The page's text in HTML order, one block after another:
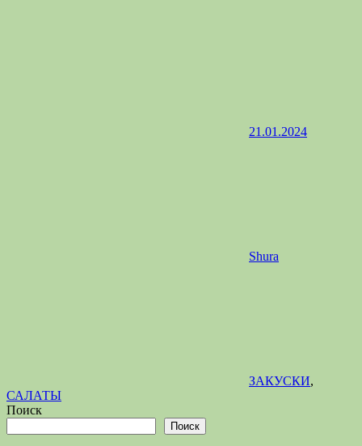
21.01.2024
Shura
ЗАКУСКИ,
САЛАТЫ
Поиск
Поиск